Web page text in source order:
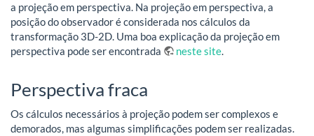
a projeção em perspectiva. Na projeção em perspectiva, a
posição do observador é considerada nos cálculos da
transformação 3D-2D. Uma boa explicação da projeção em
perspectiva pode ser encontrada
neste site.
Perspectiva fraca
Os cálculos necessários à projeção podem ser complexos e
demorados, mas algumas simplificações podem ser realizadas.